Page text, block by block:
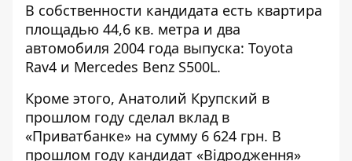
В собственности кандидата есть квартира
площадью 44,6 кв. метра и два
автомобиля 2004 года выпуска: Toyota
Rav4 и Mercedes Benz S500L.
Кроме этого, Анатолий Крупский в
прошлом году сделал вклад в
«Приватбанке» на сумму 6 624 грн. В
прошлом году кандидат «Відродження»